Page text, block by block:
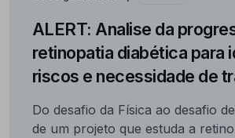
ALERT: Analise da
retinopatia diabética para
riscos e necessidade de
Do desafio da Física ao desafio
de um projeto que estuda a